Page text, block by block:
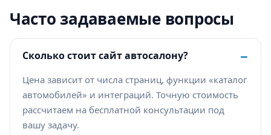
Часто задаваемые вопросы
Сколько стоит сайт автосалону? −
Цена зависит от числа страниц, функции «каталог
автомобилей» и интеграций. Точную стоимость
рассчитаем на бесплатной консультации под
вашу задачу.